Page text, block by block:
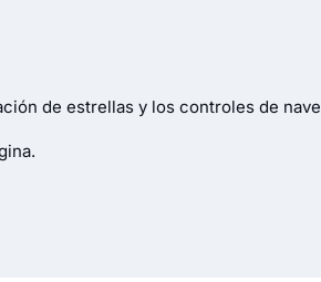
de estrellas y los controles de